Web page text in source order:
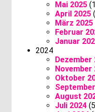
Mai 2025
April 2025
März 2025
Februar
Januar
2024
Dezember
November
Oktober
August
Juli 2024